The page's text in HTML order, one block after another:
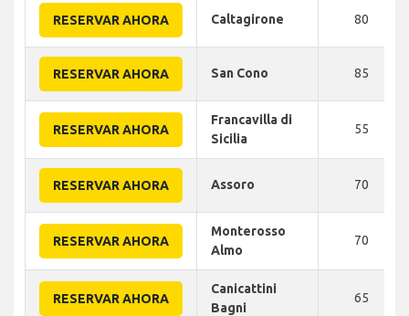
RESERVAR AHORA Caltagirone 80
RESERVAR AHORA San Cono 85
RESERVAR AHORA
Francavilla di
Sicilia
55
RESERVAR AHORA Assoro 70
RESERVAR AHORA
Monterosso
Almo
70
RESERVAR AHORA
Canicattini
Bagni
65